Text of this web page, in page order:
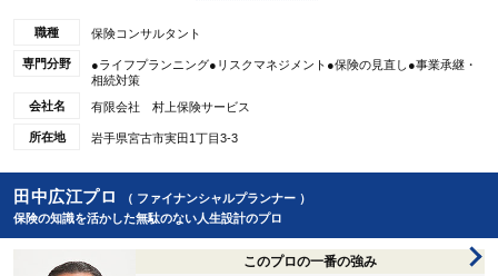
職種 保険コンサルタント
専門分野
●ライフプランニング●リスクマネジメント●保険の見直し●事業承継・
相続対策
会社名
有限会社 村上保険サービス
所在地 岩手県宮古市実田1丁目3‐3
田中広江プロ
（ ファイナンシャルプランナー ）
保険の知識を活かした無駄のない人生設計のプロ
このプロの一番の強み